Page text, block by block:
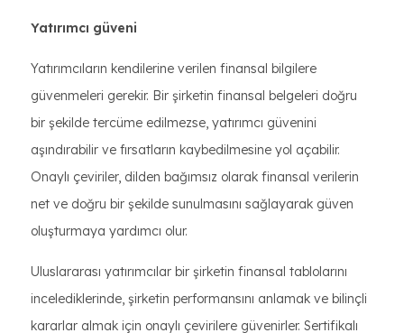
Yatırımcı güveni
Yatırımcıların kendilerine verilen finansal bilgilere
güvenmeleri gerekir. Bir şirketin finansal belgeleri doğru
bir şekilde tercüme edilmezse, yatırımcı güvenini
aşındırabilir ve fırsatların kaybedilmesine yol açabilir.
Onaylı çeviriler, dilden bağımsız olarak finansal verilerin
net ve doğru bir şekilde sunulmasını sağlayarak güven
oluşturmaya yardımcı olur.
Uluslararası yatırımcılar bir şirketin finansal tablolarını
incelediklerinde, şirketin performansını anlamak ve bilinçli
kararlar almak için onaylı çevirilere güvenirler. Sertifikalı